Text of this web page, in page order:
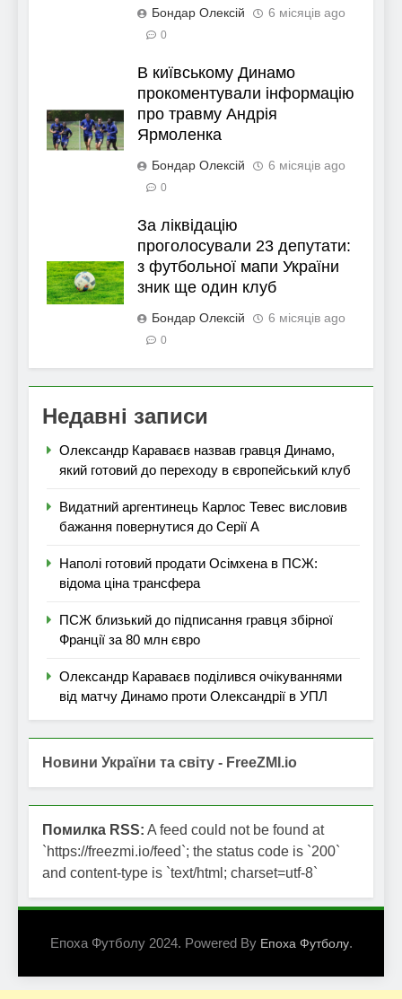
Бондар Олексій 6 місяців ago
0
В київському Динамо
прокоментували інформацію
про травму Андрія
Ярмоленка
Бондар Олексій 6 місяців ago
0
За ліквідацію
проголосували 23 депутати:
з футбольної мапи України
зник ще один клуб
Бондар Олексій 6 місяців ago
0
Недавні записи
Олександр Караваєв назвав гравця Динамо,
який готовий до переходу в європейський клуб
Видатний аргентинець Карлос Тевес висловив
бажання повернутися до Серії А
Наполі готовий продати Осімхена в ПСЖ:
відома ціна трансфера
ПСЖ близький до підписання гравця збірної
Франції за 80 млн євро
Олександр Караваєв поділився очікуваннями
від матчу Динамо проти Олександрії в УПЛ
Новини України та світу - FreeZMI.io
Помилка RSS: A feed could not be found at
`https://freezmi.io/feed`; the status code is `200`
and content-type is `text/html; charset=utf-8`
Епоха Футболу 2024. Powered By Епоха Футболу.